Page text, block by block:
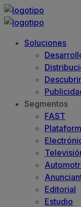
Soluciones
Segmentos
FAST
Editorial
Estudio